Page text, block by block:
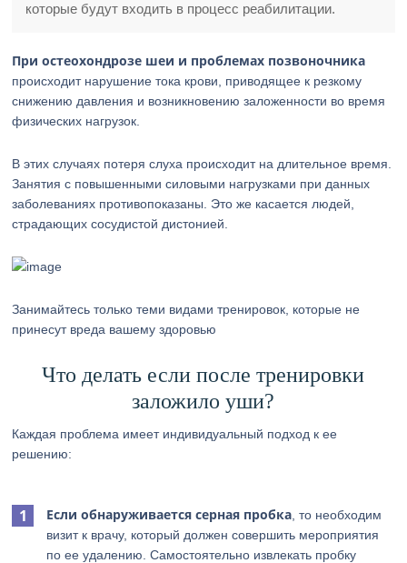
которые будут входить в процесс реабилитации.
При остеохондрозе шеи и проблемах позвоночника
происходит нарушение тока крови, приводящее к резкому
снижению давления и возникновению заложенности во время
физических нагрузок.
В этих случаях потеря слуха происходит на длительное время.
Занятия с повышенными силовыми нагрузками при данных
заболеваниях противопоказаны. Это же касается людей,
страдающих сосудистой дистонией.
Занимайтесь только теми видами тренировок, которые не
принесут вреда вашему здоровью
Что делать если после тренировки
заложило уши?
Каждая проблема имеет индивидуальный подход к ее
решению:
Если обнаруживается серная пробка , то необходим
визит к врачу, который должен совершить мероприятия
по ее удалению. Самостоятельно извлекать пробку